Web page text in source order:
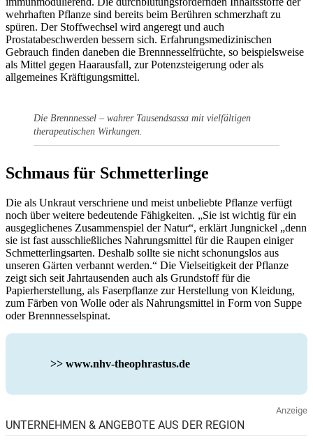
wehrhaften Pflanze sind bereits beim Berühren schmerzhaft zu
spüren. Der Stoffwechsel wird angeregt und auch
Prostatabeschwerden bessern sich. Erfahrungsmedizinischen
Gebrauch finden daneben die Brennnesselfrüchte, so beispielsweise
als Mittel gegen Haarausfall, zur Potenzsteigerung oder als
allgemeines Kräftigungsmittel.
Die Brennnessel – wahrer Tausendsassa mit vielfältigen
therapeutischen Wirkungen.
Schmaus für Schmetterlinge
Die als Unkraut verschriene und meist unbeliebte Pflanze verfügt
noch über weitere bedeutende Fähigkeiten. „Sie ist wichtig für ein
ausgeglichenes Zusammenspiel der Natur“, erklärt Jungnickel „denn
sie ist fast ausschließliches Nahrungsmittel für die Raupen einiger
Schmetterlingsarten. Deshalb sollte sie nicht schonungslos aus
unseren Gärten verbannt werden.“ Die Vielseitigkeit der Pflanze
zeigt sich seit Jahrtausenden auch als Grundstoff für die
Papierherstellung, als Faserpflanze zur Herstellung von Kleidung,
zum Färben von Wolle oder als Nahrungsmittel in Form von Suppe
oder Brennnesselspinat.
>> www.nhv-theophrastus.de